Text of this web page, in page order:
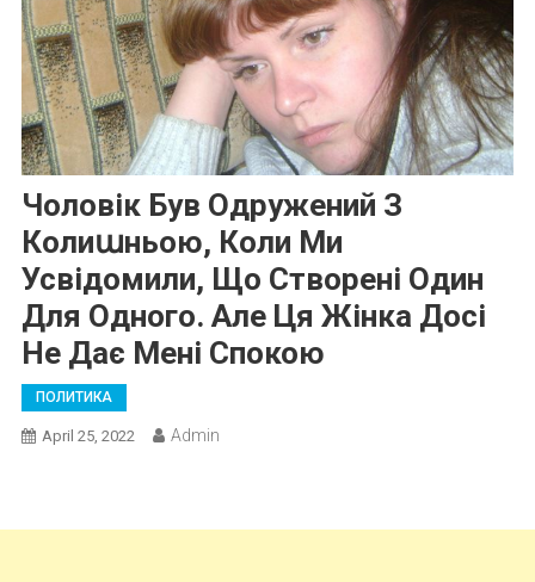
Чоловік Був Одружений З
Колиաньою, Коли Ми
Усвідомили, Що Створені Один
Для Одного. Але Ця Жінка Досі
Не Дає Мені Спокою
ПОЛИТИКА
April 25, 2022 Admin